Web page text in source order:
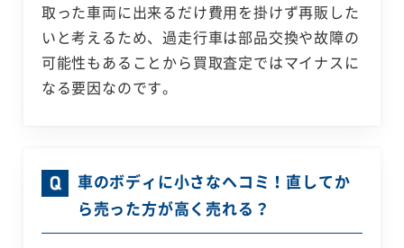
取った車両に出来るだけ費用を掛けず再販した
いと考えるため、過走行車は部品交換や故障の
可能性もあることから買取査定ではマイナスに
なる要因なのです。
車のボディに小さなヘコミ！直してか
ら売った方が高く売れる？